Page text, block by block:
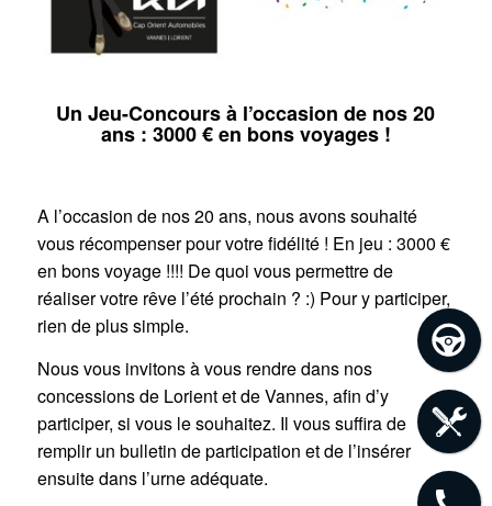
Un Jeu-Concours à l’occasion de nos 20
ans : 3000 € en bons voyages !
A l’occasion de nos 20 ans, nous avons souhaité
vous récompenser pour votre fidélité ! En jeu : 3000 €
en bons voyage !!!! De quoi vous permettre de
réaliser votre rêve l’été prochain ? :) Pour y participer,
rien de plus simple.
Nous vous invitons à vous rendre dans nos
concessions de Lorient et de Vannes, afin d’y
participer, si vous le souhaitez. Il vous suffira de
remplir un bulletin de participation et de l’insérer
ensuite dans l’urne adéquate.